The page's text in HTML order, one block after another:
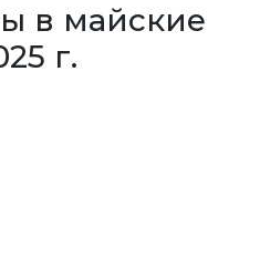
в майские
г.